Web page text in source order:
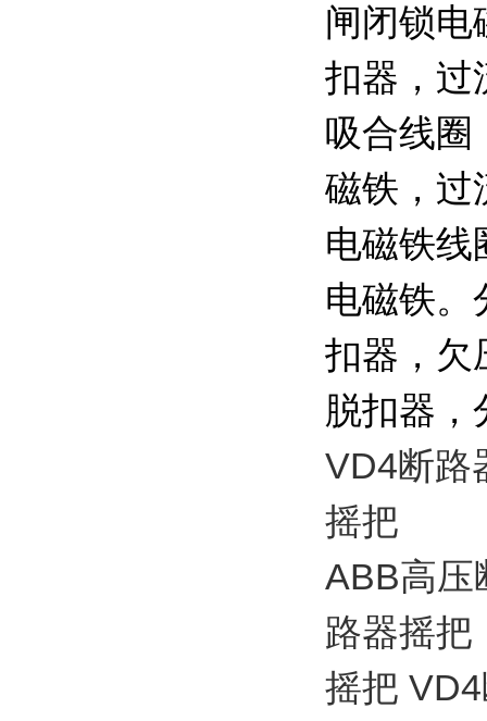
闸闭锁电
扣器，过
吸合线圈
磁铁，过
电磁铁线
电磁铁。
扣器，欠
脱扣器，
VD4断路
摇把
ABB高压
路器摇把
摇把